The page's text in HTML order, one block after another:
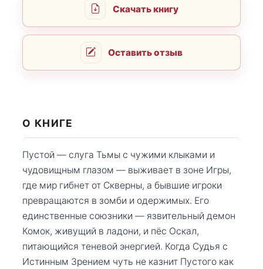
Скачать книгу
Оставить отзыв
О КНИГЕ
Пустой — слуга Тьмы с чужими клыками и
чудовищным глазом — выживает в зоне Игры,
где мир гибнет от Скверны, а бывшие игроки
превращаются в зомби и одержимых. Его
единственные союзники — язвительный демон
Комок, живущий в ладони, и пёс Оскал,
питающийся теневой энергией. Когда Судья с
Истинным Зрением чуть не казнит Пустого как